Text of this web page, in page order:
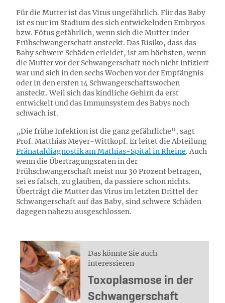
Für die Mutter ist das Virus ungefährlich. Für das Baby
ist es nur im Stadium des sich entwickelnden Embryos
bzw. Fötus gefährlich, wenn sich die Mutter inder
Frühschwangerschaft ansteckt. Das Risiko, dass das
Baby schwere Schäden erleidet, ist am höchsten, wenn
die Mutter vor der Schwangerschaft noch nicht infiziert
war und sich in den sechs Wochen vor der Empfängnis
oder in den ersten 14 Schwangerschaftswochen
ansteckt. Weil sich das kindliche Gehirn da erst
entwickelt und das Immunsystem des Babys noch
schwach ist.
„Die frühe Infektion ist die ganz gefährliche“, sagt
Prof. Matthias Meyer-Wittkopf. Er leitet die Abteilung
Pränataldiagnostik am Mathias-Spital in Rheine. Auch
wenn die Übertragungsraten in der
Frühschwangerschaft meist nur 30 Prozent betragen,
sei es falsch, zu glauben, da passiere schon nichts.
Überträgt die Mutter das Virus im letzten Drittel der
Schwangerschaft auf das Baby, sind schwere Schäden
dagegen nahezu ausgeschlossen.
Das könnte Sie auch
interessieren
Toxoplasmose in der
Schwangerschaft